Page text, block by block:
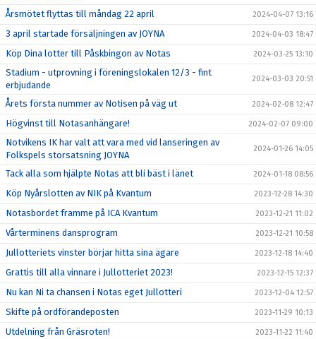
Årsmötet flyttas till måndag 22 april 2024-04-07 13:16
3 april startade försäljningen av JOYNA 2024-04-03 18:47
Köp Dina lotter till Påskbingon av Notas 2024-03-25 13:10
Stadium - utprovning i föreningslokalen 12/3 - fint
erbjudande
2024-03-03 20:51
Årets första nummer av Notisen på väg ut 2024-02-08 12:47
Högvinst till Notasanhängare! 2024-02-07 09:00
Notvikens IK har valt att vara med vid lanseringen av
Folkspels storsatsning JOYNA
2024-01-26 14:05
Tack alla som hjälpte Notas att bli bäst i länet 2024-01-18 08:56
Köp Nyårslotten av NIK på Kvantum 2023-12-28 14:30
Notasbordet framme på ICA Kvantum 2023-12-21 11:02
Vårterminens dansprogram 2023-12-21 10:58
Jullotteriets vinster börjar hitta sina ägare 2023-12-18 14:40
Grattis till alla vinnare i Jullotteriet 2023! 2023-12-15 12:37
Nu kan Ni ta chansen i Notas eget Jullotteri 2023-12-04 12:57
Skifte på ordförandeposten 2023-11-29 10:13
Utdelning från Gräsroten! 2023-11-22 11:40